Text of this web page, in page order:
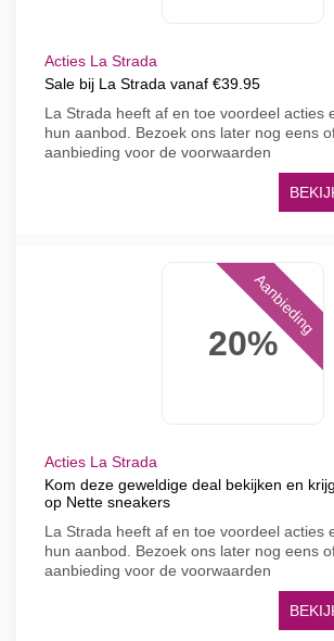
Acties La Strada
Sale bij La Strada vanaf €39.95
La Strada heeft af en toe voordeel acties
hun aanbod. Bezoek ons later nog eens
aanbieding voor de voorwaarden
20%
Aanbieding
Acties La Strada
Kom deze geweldige deal bekijken en
op Nette sneakers
La Strada heeft af en toe voordeel acties
hun aanbod. Bezoek ons later nog eens
aanbieding voor de voorwaarden